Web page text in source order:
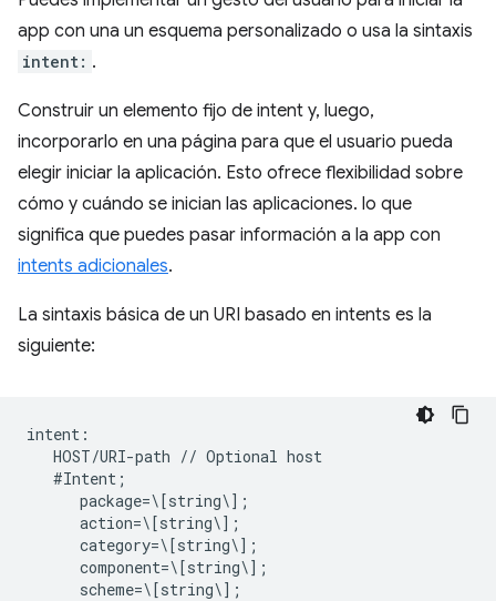
app con una un esquema personalizado o usa la sintaxis
intent: .
Construir un elemento fijo de intent y, luego,
incorporarlo en una página para que el usuario pueda
elegir iniciar la aplicación. Esto ofrece flexibilidad sobre
cómo y cuándo se inician las aplicaciones. lo que
significa que puedes pasar información a la app con
intents adicionales.
La sintaxis básica de un URI basado en intents es la
siguiente:
intent:
   HOST/URI-path // Optional host
   #Intent;
      package=\[string\];
      action=\[string\];
      category=\[string\];
      component=\[string\];
      scheme=\[string\];